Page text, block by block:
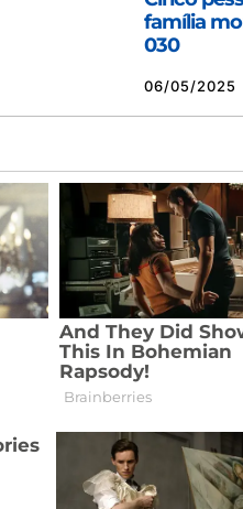
família
030
06/05/2025